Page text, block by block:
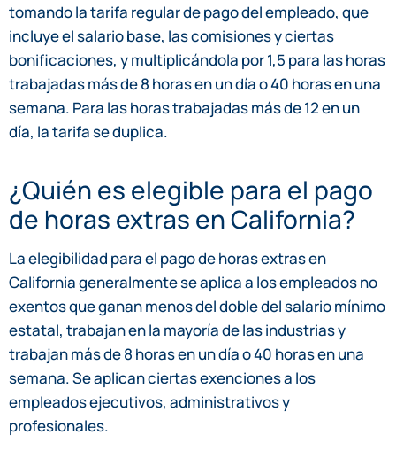
tomando la tarifa regular de pago del empleado, que
incluye el salario base, las comisiones y ciertas
bonificaciones, y multiplicándola por 1,5 para las horas
trabajadas más de 8 horas en un día o 40 horas en una
semana. Para las horas trabajadas más de 12 en un
día, la tarifa se duplica.
¿Quién es elegible para el pago
de horas extras en California?
La elegibilidad para el pago de horas extras en
California generalmente se aplica a los empleados no
exentos que ganan menos del doble del salario mínimo
estatal, trabajan en la mayoría de las industrias y
trabajan más de 8 horas en un día o 40 horas en una
semana. Se aplican ciertas exenciones a los
empleados ejecutivos, administrativos y
profesionales.